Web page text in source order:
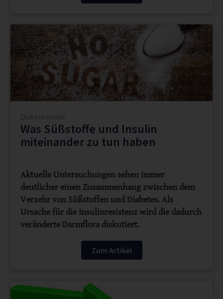
Was Süßstoffe und Insulin
miteinander zu tun haben
Aktuelle Untersuchungen sehen immer
deutlicher einen Zusammenhang zwischen dem
Verzehr von Süßstoffen und Diabetes. Als
Ursache für die Insulinresistenz wird die dadurch
veränderte Darmflora diskutiert.
Zum Artikel